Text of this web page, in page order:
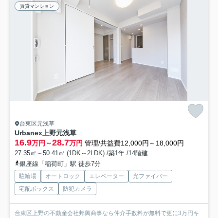
賃貸マンション
台東区元浅草
Urbanex上野元浅草
16.9万円～28.7万円 管理/共益費12,000円～18,000円
27.35㎡～50.41㎡ (1DK～2LDK) /築1年 /14階建
銀座線「稲荷町」駅 徒歩7分
駐輪場 オートロック エレベーター
光ファイバー
宅配ボックス
防犯カメラ
台東区上野の不動産会社邦興商事なら仲介手数料が無料で更に3万円キ